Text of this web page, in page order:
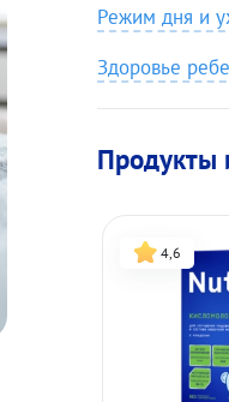
Режим дня и
Здоровье
Продукты
4,6